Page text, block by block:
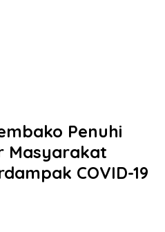
Penuhi
Masyarakat
COVID-19